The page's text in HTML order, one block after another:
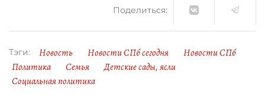
Поделиться:
Тэги: Новость Новости СПб сегодня
Новости СПб
Политика
Семья
Детские сады, ясли
Социальная политика